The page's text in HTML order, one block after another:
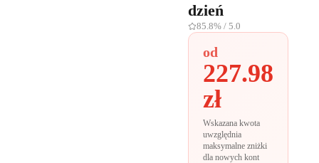
dzień
85.8% / 5.0
od
227.98
zł
Wskazana kwota
uwzględnia
maksymalne zniżki
dla nowych kont